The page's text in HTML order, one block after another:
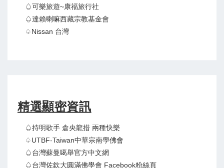
♤可樂旅遊~康福旅行社
♤達賴喇嘛西藏宗教基金會
♤Nissan 台灣
精選顯密資訊
♤持明歌手 倉央龍措 兩種快樂
♤UTBF-Taiwan中華宗南學佛會
♤台灣蘇曼噶舉官方中文網
♤台灣佐欽大圓滿佛學會 Facebook粉絲頁